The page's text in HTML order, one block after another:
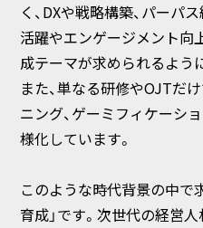
く、DXや戦略構築、パーパ
活躍やエンゲージメント向
成テーマが求められるよう
また、単なる研修やOJTだ
ニング、ゲーミフィケーシ
様化しています。
このような時代背景の中で
育成」です。次世代の経営